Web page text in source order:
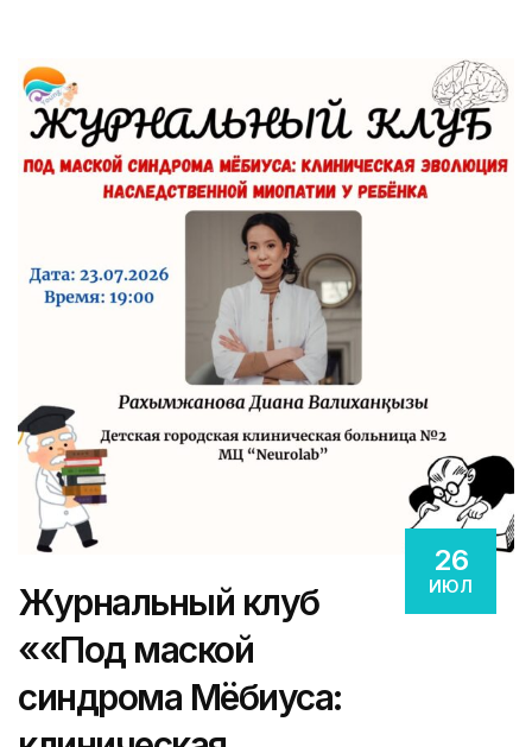
26
ИЮЛ
Журнальный клуб
««Под маской
синдрома Мёбиуса: